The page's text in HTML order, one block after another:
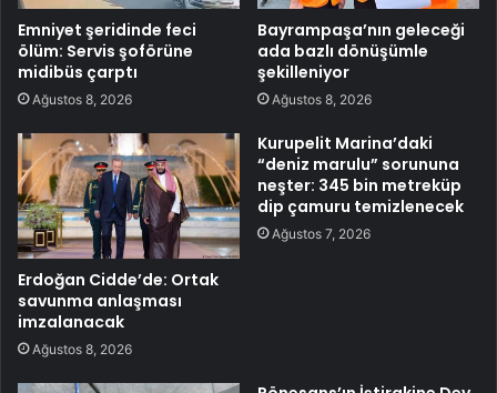
Emniyet şeridinde feci
ölüm: Servis şoförüne
midibüs çarptı
Ağustos 8, 2026
Bayrampaşa’nın geleceği
ada bazlı dönüşümle
şekilleniyor
Ağustos 8, 2026
Erdoğan Cidde’de: Ortak
savunma anlaşması
imzalanacak
Ağustos 8, 2026
Kurupelit Marina’daki
“deniz marulu” sorununa
neşter: 345 bin metreküp
dip çamuru temizlenecek
Ağustos 7, 2026